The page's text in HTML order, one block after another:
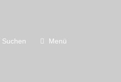
Suchen Menü